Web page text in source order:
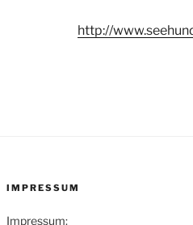
http://
IMPRESSUM
Impressum: